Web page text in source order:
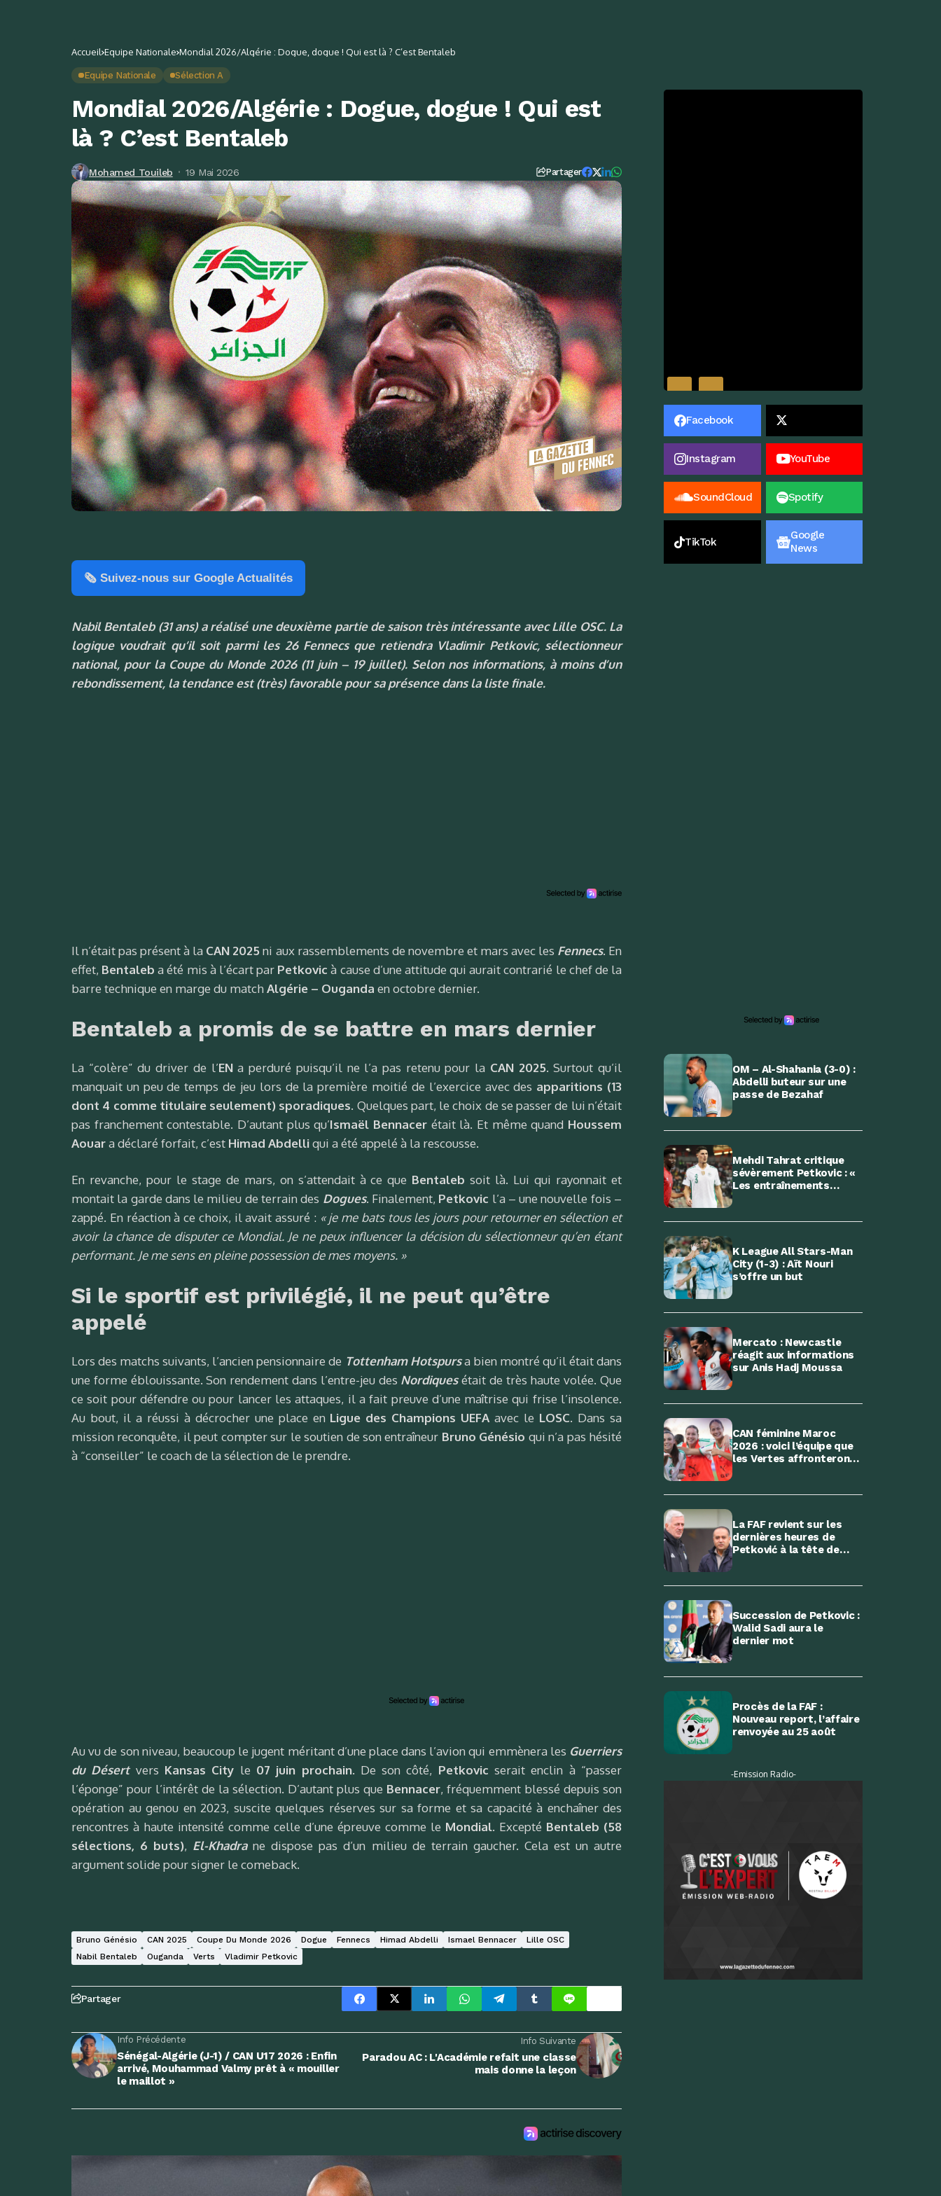
Accueil Equipe Nationale Mondial 2026/Algérie : Dogue, dogue ! Qui est là ? C’est Bentaleb
Equipe Nationale Sélection A
Mondial 2026/Algérie : Dogue, dogue ! Qui est
là ? C’est Bentaleb
Mohamed Touileb 19 Mai 2026 Partager
🗞️ Suivez-nous sur Google Actualités
Nabil Bentaleb (31 ans) a réalisé une deuxième partie de saison très intéressante avec Lille OSC. La
logique voudrait qu’il soit parmi les 26 Fennecs que retiendra Vladimir Petkovic, sélectionneur
national, pour la Coupe du Monde 2026 (11 juin – 19 juillet). Selon nos informations, à moins d’un
rebondissement, la tendance est (très) favorable pour sa présence dans la liste finale.
Il n’était pas présent à la CAN 2025ni aux rassemblements de novembre et mars avec les Fennecs. En
effet, Bentaleb a été mis à l’écart par Petkovic à cause d’une attitude qui aurait contrarié le chef de la
barre technique en marge du match Algérie – Ouganda en octobre dernier.
Bentaleb a promis de se battre en mars dernier
La “colère” du driver de l’ENa perduré puisqu’il ne l’a pas retenu pour la CAN 2025. Surtout qu’il
manquait un peu de temps de jeu lors de la première moitié de l’exercice avec des apparitions (13
dont 4 comme titulaire seulement) sporadiques. Quelques part, le choix de se passer de lui n’était
pas franchement contestable. D’autant plus qu’Ismaël Bennacer était là. Et même quand Houssem
Aouara déclaré forfait, c’est Himad Abdelliqui a été appelé à la rescousse.
En revanche, pour le stage de mars, on s’attendait à ce que Bentaleb soit là. Lui qui rayonnait et
montait la garde dans le milieu de terrain des Dogues. Finalement, Petkovic l’a – une nouvelle fois –
zappé. En réaction à ce choix, il avait assuré : « je me bats tous les jours pour retourner en sélection et
avoir la chance de disputer ce Mondial. Je ne peux influencer la décision du sélectionneur qu’en étant
performant. Je me sens en pleine possession de mes moyens. »
Si le sportif est privilégié, il ne peut qu’être
appelé
Lors des matchs suivants, l’ancien pensionnaire de Tottenham Hotspursa bien montré qu’il était dans
une forme éblouissante. Son rendement dans l’entre-jeu des Nordiquesétait de très haute volée. Que
ce soit pour défendre ou pour lancer les attaques, il a fait preuve d’une maîtrise qui frise l’insolence.
Au bout, il a réussi à décrocher une place en Ligue des Champions UEFA avec le LOSC. Dans sa
mission reconquête, il peut compter sur le soutien de son entraîneur Bruno Génésio qui n’a pas hésité
à “conseiller” le coach de la sélection de le prendre.
Au vu de son niveau, beaucoup le jugent méritant d’une place dans l’avion qui emmènera les Guerriers
du Désertvers Kansas City le 07 juin prochain. De son côté, Petkovic serait enclin à “passer
l’éponge” pour l’intérêt de la sélection. D’autant plus que Bennacer, fréquemment blessé depuis son
opération au genou en 2023, suscite quelques réserves sur sa forme et sa capacité à enchaîner des
rencontres à haute intensité comme celle d’une épreuve comme le Mondial. Excepté Bentaleb (58
sélections, 6 buts), El-Khadra ne dispose pas d’un milieu de terrain gaucher. Cela est un autre
argument solide pour signer le comeback.
Bruno Génésio CAN 2025 Coupe Du Monde 2026 Dogue Fennecs Himad Abdelli Ismael Bennacer
Lille OSC
Nabil Bentaleb
Ouganda Verts Vladimir Petkovic
Partager
Info Précédente
Sénégal-Algérie (J-1) / CAN U17 2026 : Enfin
arrivé, Mouhammad Valmy prêt à « mouiller
le maillot »
Info Suivante
Paradou AC : L'Académie refait une classe
mais donne la leçon
Facebook
Instagram YouTube
SoundCloud Spotify
TikTok
Google
News
OM – Al-Shahania (3-0) :
Abdelli buteur sur une
passe de Bezahaf
Mehdi Tahrat critique
sévèrement Petkovic : «
Les entraînements
K League All Stars-Man
City (1-3) : Aït Nouri
s’offre un but
Mercato : Newcastle
réagit aux informations
sur Anis Hadj Moussa
CAN féminine Maroc
2026 : voici l’équipe que
les Vertes affronteront
La FAF revient sur les
dernières heures de
Petković à la tête de
Succession de Petkovic :
Walid Sadi aura le
dernier mot
Procès de la FAF :
Nouveau report, l’affaire
renvoyée au 25 août
-Emission Radio-